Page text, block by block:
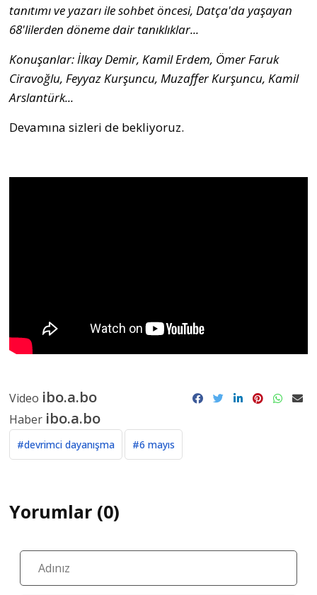
tanıtımı ve yazarı ile sohbet öncesi, Datça'da yaşayan
68'lilerden döneme dair tanıklıklar...
Konuşanlar: İlkay Demir, Kamil Erdem, Ömer Faruk
Ciravoğlu, Feyyaz Kurşuncu, Muzaffer Kurşuncu, Kamil
Arslantürk...
Devamına sizleri de bekliyoruz.
Video ibo.a.bo
Haber ibo.a.bo
#devrimci dayanışma #6 mayıs
Yorumlar (0)